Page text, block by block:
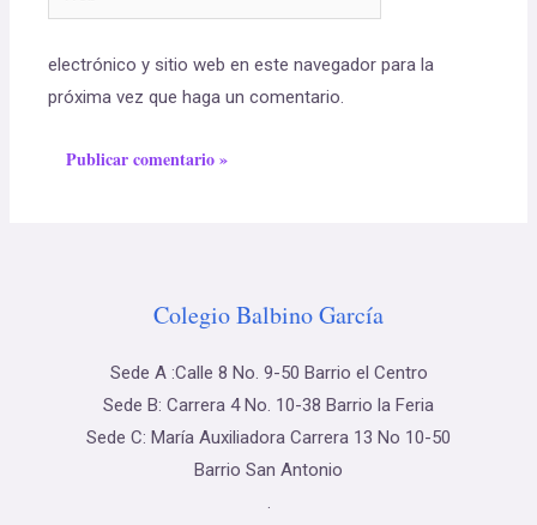
electrónico y sitio web en este navegador para la
próxima vez que haga un comentario.
Colegio Balbino García
Sede A :Calle 8 No. 9-50 Barrio el Centro
Sede B: Carrera 4 No. 10-38 Barrio la Feria
Sede C: María Auxiliadora Carrera 13 No 10-50
Barrio San Antonio
.